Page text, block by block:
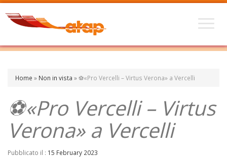
Home » Non in vista »⚽«Pro Vercelli – Virtus Verona» a Vercelli
⚽«Pro Vercelli – Virtus
Verona» a Vercelli
Pubblicato il : 15 February 2023